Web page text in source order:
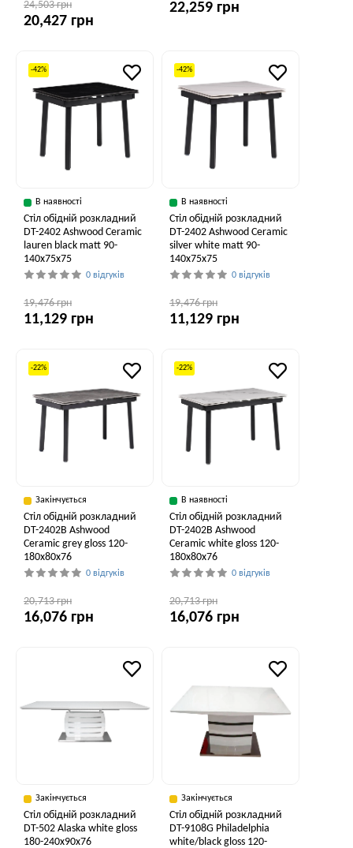
24,503 грн
20,427 грн
22,259 грн
-42%
В наявності
Стіл обідній розкладний
DT-2402 Ashwood Ceramic
lauren black matt 90-
140x75x75
0 відгуків
19,476 грн
11,129 грн
-42%
В наявності
Стіл обідній розкладний
DT-2402 Ashwood Ceramic
silver white matt 90-
140x75x75
0 відгуків
19,476 грн
11,129 грн
-22%
Закінчується
Стіл обідній розкладний
DT-2402B Ashwood
Ceramic grey gloss 120-
180x80x76
0 відгуків
20,713 грн
16,076 грн
-22%
В наявності
Стіл обідній розкладний
DT-2402B Ashwood
Ceramic white gloss 120-
180x80x76
0 відгуків
20,713 грн
16,076 грн
Закінчується
Стіл обідній розкладний
DT-502 Alaska white gloss
180-240x90x76
Закінчується
Стіл обідній розкладний
DT-9108G Philadelphia
white/black gloss 120-